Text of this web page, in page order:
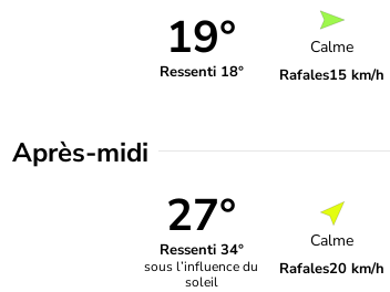
19°
Ressenti 18°
Calme
Rafales15 km/h
Après-midi
27°
Ressenti 34°
sous l’influence du
soleil
Calme
Rafales20 km/h